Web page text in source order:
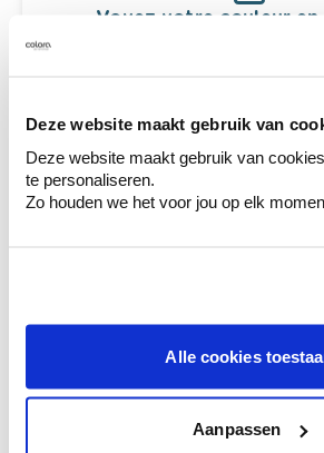
Deze website maakt gebruik van
Deze website maakt gebruik van
te personaliseren.
Zo houden we het voor jou op elk
Alle cookies
Aanpassen
Voyez votre couleur en
Découvrez des
votre couleur.
Obtenez des conseils
combinaison de couleurs.
Conseil couleur à
en couleur.
l'éclairage et de votre